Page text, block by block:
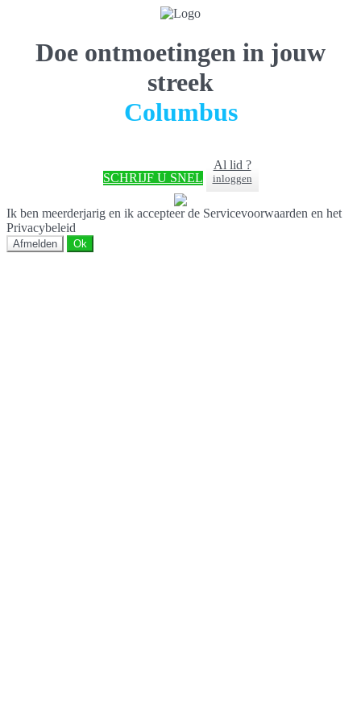
Doe ontmoetingen in jouw
streek
Columbus
SCHRIJF U SNEL
Al lid ?
inloggen
Ik ben meerderjarig en ik accepteer de Servicevoorwaarden en het
Privacybeleid
Afmelden Ok